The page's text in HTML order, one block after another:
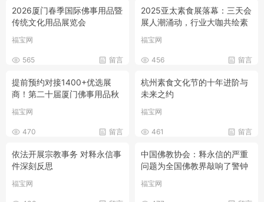
2026厦门春季国际佛事用品暨
传统文化用品展览会
福宝网
留言
565
2025亚太素食展落幕：三天会
展人潮涌动，行业大咖共绘素
福宝网
留言
456
提前预约对接1400+优选展
商！第二十届厦门佛事用品秋
福宝网
留言
470
杭州素食文化节的十年进阶与
未来之约
福宝网
留言
461
依法开展宗教事务 对释永信事
件深刻反思
福宝网
中国佛教协会：释永信的严重
问题为全国佛教界敲响了警钟
福宝网